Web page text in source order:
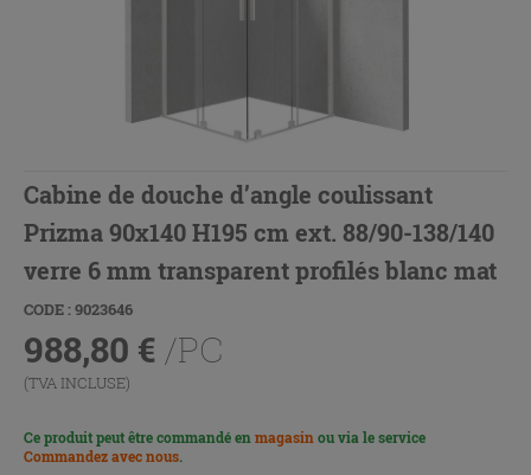
Cabine de douche d’angle coulissant
Prizma 90x140 H195 cm ext. 88/90-138/140
verre 6 mm transparent profilés blanc mat
CODE : 9023646
988,80 € /PC
(TVA INCLUSE)
Ce produit peut être commandé en magasin ou via le service
Commandez avec nous.